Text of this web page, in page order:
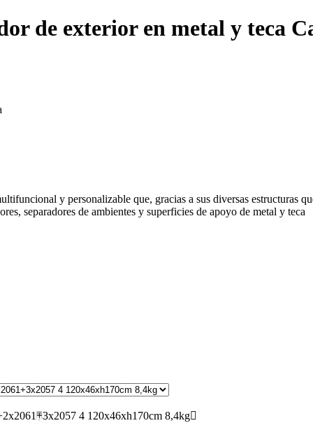
de exterior en metal y teca
y personalizable que, gracias a sus diversas estructuras
separadores de ambientes y superficies de apoyo de metal y teca
4 120x46xh170cm 8,4kg